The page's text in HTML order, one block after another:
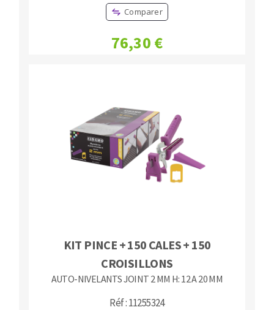
Comparer
76,30 €
KIT PINCE + 150 CALES + 150
CROISILLONS
AUTO-NIVELANTS JOINT 2 MM H: 12 A 20 MM
Réf : 11255324